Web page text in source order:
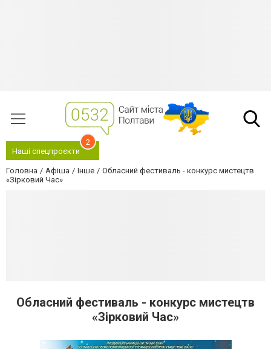
Наші спецпроєкти
2
Головна Афіша Інше
Обласний фестиваль - конкурс мистецтв
«Зірковий Час»
Обласний фестиваль - конкурс мистецтв
«Зірковий Час»